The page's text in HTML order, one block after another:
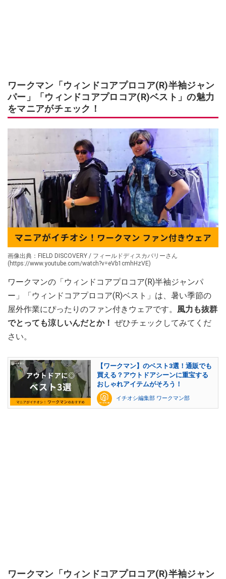
ワークマン「ウィンドコアプロコア(R)半袖ジャン
パー」「ウィンドコアプロコア(R)ベスト」の魅力
をマニアがチェック！
画像出典：FIELD DISCOVERY / フィールドディスカバリーさん
(https://www.youtube.com/watch?v=eVb1cmhHzVE)
ワークマンの「ウィンドコアプロコア(R)半袖ジャンパ
ー」「ウィンドコアプロコア(R)ベスト」は、暑い季節の
屋外作業にぴったりのファン付きウェアです。 風力も抜群
でとっても涼しいんだとか！ ぜひチェックしてみてくだ
さい。
【ワークマン】のベスト3選！通販でも
買える？アウトドアシーンに重宝する
おしゃれアイテムがそろう！
イチオシ編集部 ワークマン部
ワークマン「ウィンドコアプロコア(R)半袖ジャン